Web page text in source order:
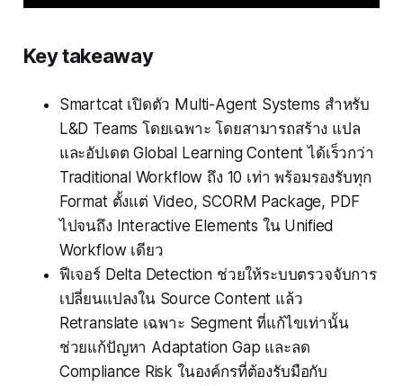
Key takeaway
Smartcat เปิดตัว Multi-Agent Systems สำหรับ
L&D Teams โดยเฉพาะ โดยสามารถสร้าง แปล
และอัปเดต Global Learning Content ได้เร็วกว่า
Traditional Workflow ถึง 10 เท่า พร้อมรองรับทุก
Format ตั้งแต่ Video, SCORM Package, PDF
ไปจนถึง Interactive Elements ใน Unified
Workflow เดียว
ฟีเจอร์ Delta Detection ช่วยให้ระบบตรวจจับการ
เปลี่ยนแปลงใน Source Content แล้ว
Retranslate เฉพาะ Segment ที่แก้ไขเท่านั้น
ช่วยแก้ปัญหา Adaptation Gap และลด
Compliance Risk ในองค์กรที่ต้องรับมือกับ